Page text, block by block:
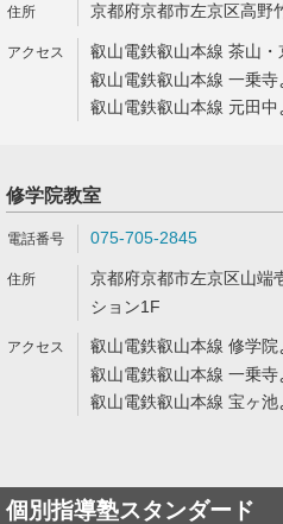
京都府京都市左京区高野
叡山電鉄叡山本線 茶山
叡山電鉄叡山本線 一乗
叡山電鉄叡山本線 元田
修学院教室
075-705-2845
京都府京都市左京区山端
ション1F
叡山電鉄叡山本線 修学
叡山電鉄叡山本線 一乗
叡山電鉄叡山本線 宝ヶ
個別指導塾スタンダード